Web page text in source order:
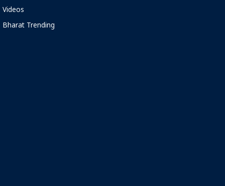
Videos
Bharat Trending